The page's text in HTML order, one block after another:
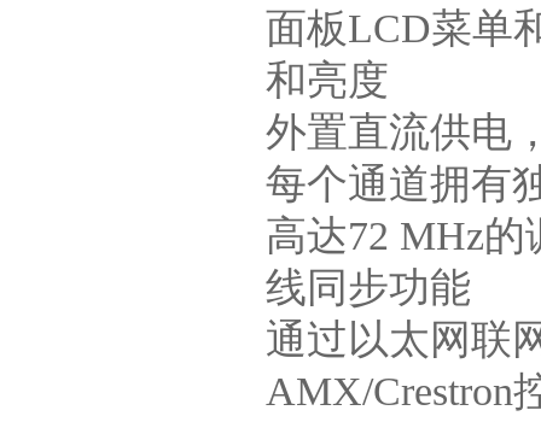
面板LCD菜单
和亮度
外置直流供电
每个通道拥有
高达72 MHz
线同步功能
通过以太网联
AMX/Crestron